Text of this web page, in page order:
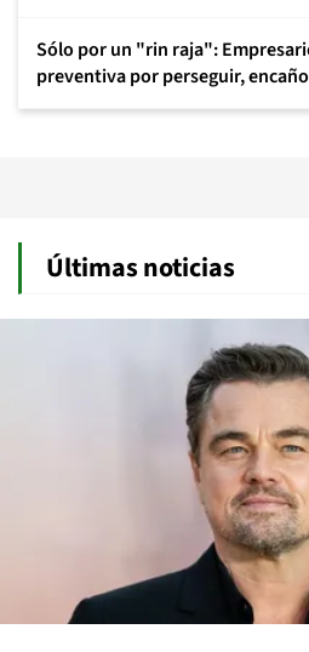
Sólo por un "rin raja":
preventiva por perseguir,
Últimas noticias